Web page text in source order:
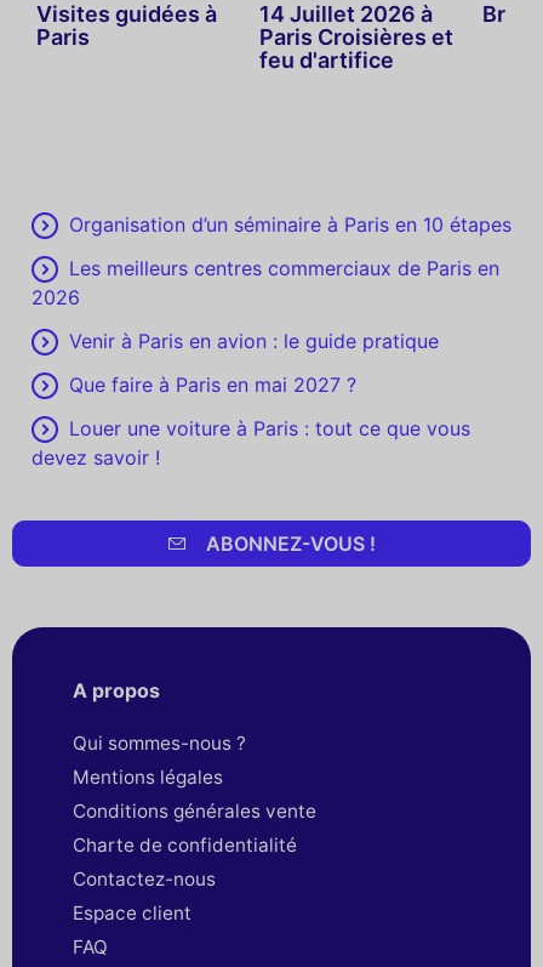
Visites guidées à
Paris
14 Juillet 2026 à
Paris Croisières et
feu d'artifice
Organisation d’un séminaire à Paris en 10 étapes
Les meilleurs centres commerciaux de Paris en
2026
Venir à Paris en avion : le guide pratique
Que faire à Paris en mai 2027 ?
Louer une voiture à Paris : tout ce que vous
devez savoir !
ABONNEZ-VOUS !
A propos
Qui sommes-nous ?
Mentions légales
Conditions générales vente
Charte de confidentialité
Contactez-nous
Espace client
FAQ